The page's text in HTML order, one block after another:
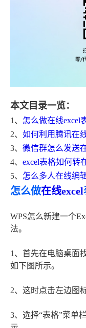
本文目录一览：
1、 怎么做在线excel
2、 如何利用腾讯在
3、 微信群怎么发送
4、 excel表格如何转
5、 怎么多人在线编
怎么做在线excel
WPS怎么新建一个
法。
1、首先在电脑桌面
如下图所示。
2、这时点击左边图
3、选择“表格”菜单